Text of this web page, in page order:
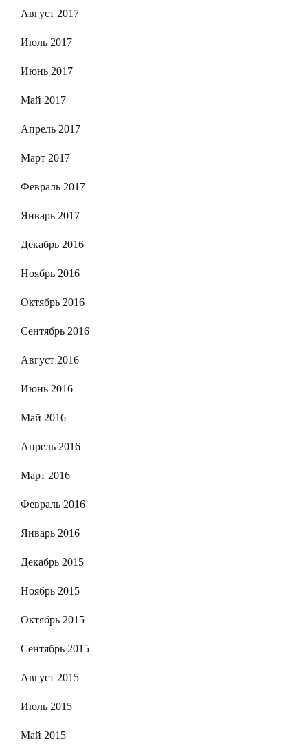
Август 2017
Июль 2017
Июнь 2017
Май 2017
Апрель 2017
Март 2017
Февраль 2017
Январь 2017
Декабрь 2016
Ноябрь 2016
Октябрь 2016
Сентябрь 2016
Август 2016
Июнь 2016
Май 2016
Апрель 2016
Март 2016
Февраль 2016
Январь 2016
Декабрь 2015
Ноябрь 2015
Октябрь 2015
Сентябрь 2015
Август 2015
Июль 2015
Май 2015